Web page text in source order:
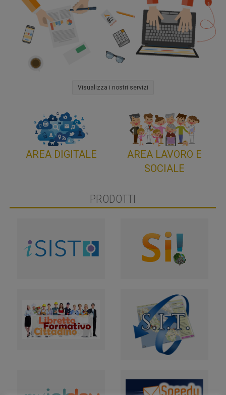
Visualizza i nostri servizi
AREA DIGITALE
AREA LAVORO E
SOCIALE
PRODOTTI